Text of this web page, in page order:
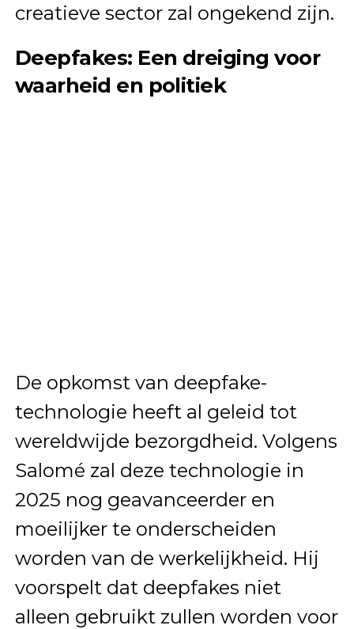
creatieve sector zal ongekend zijn.
Deepfakes: Een dreiging voor
waarheid en politiek
De opkomst van deepfake-
technologie heeft al geleid tot
wereldwijde bezorgdheid. Volgens
Salomé zal deze technologie in
2025 nog geavanceerder en
moeilijker te onderscheiden
worden van de werkelijkheid. Hij
voorspelt dat deepfakes niet
alleen gebruikt zullen worden voor